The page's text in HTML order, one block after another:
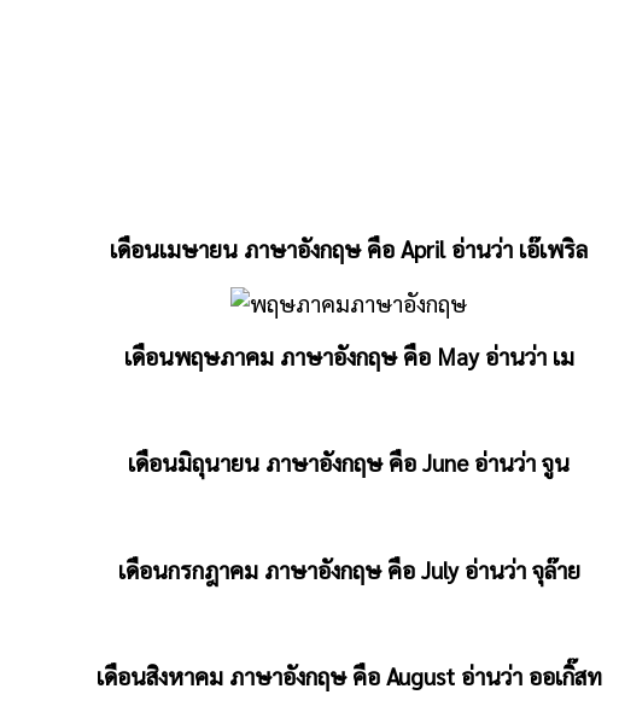
เดือนเมษายน ภาษาอังกฤษ คือ April อ่านว่า เอ๊เพริล
เดือนพฤษภาคม ภาษาอังกฤษ คือ May อ่านว่า เม
เดือนมิถุนายน ภาษาอังกฤษ คือ June อ่านว่า จูน
เดือนกรกฎาคม ภาษาอังกฤษ คือ July อ่านว่า จุล๊าย
เดือนสิงหาคม ภาษาอังกฤษ คือ August อ่านว่า ออเกิ๊สท